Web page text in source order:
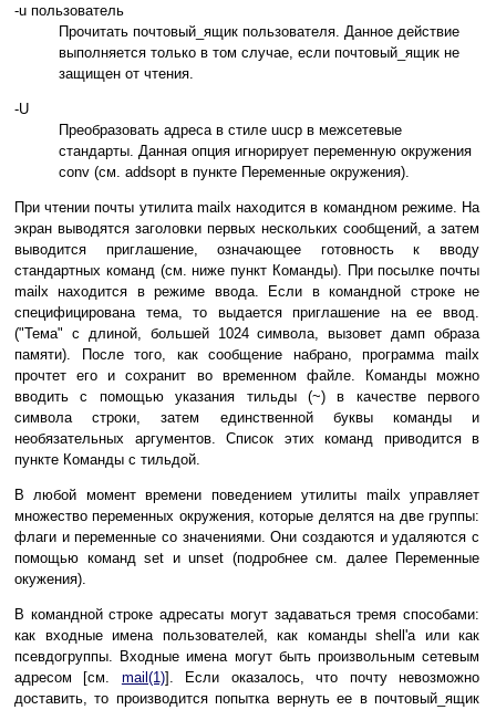
-u пользователь
Прочитать почтовый_ящик пользователя. Данное действие
выполняется только в том случае, если почтовый_ящик не
защищен от чтения.
-U
Преобразовать адреса в стиле uucp в межсетевые
стандарты. Данная опция игнорирует переменную окружения
conv (см. addsopt в пункте Переменные окружения).
При чтении почты утилита mailx находится в командном режиме. На
экран выводятся заголовки первых нескольких сообщений, а затем
выводится приглашение, означающее готовность к вводу
стандартных команд (см. ниже пункт Команды). При посылке почты
mailx находится в режиме ввода. Если в командной строке не
специфицирована тема, то выдается приглашение на ее ввод.
("Тема" с длиной, большей 1024 символа, вызовет дамп образа
памяти). После того, как сообщение набрано, программа mailx
прочтет его и сохранит во временном файле. Команды можно
вводить с помощью указания тильды (~) в качестве первого
символа строки, затем единственной буквы команды и
необязательных аргументов. Список этих команд приводится в
пункте Команды с тильдой.
В любой момент времени поведением утилиты mailx управляет
множество переменных окружения, которые делятся на две группы:
флаги и переменные со значениями. Они создаются и удаляются с
помощью команд set и unset (подробнее см. далее Переменные
окужения).
В командной строке адресаты могут задаваться тремя способами:
как входные имена пользователей, как команды shell'а или как
псевдогруппы. Входные имена могут быть произвольным сетевым
адресом [см. mail(1)]. Если оказалось, что почту невозможно
доставить, то производится попытка вернуть ее в почтовый_ящик